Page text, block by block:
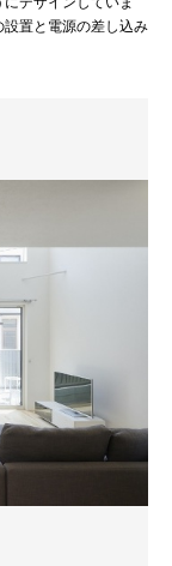
置と電源の差し込み